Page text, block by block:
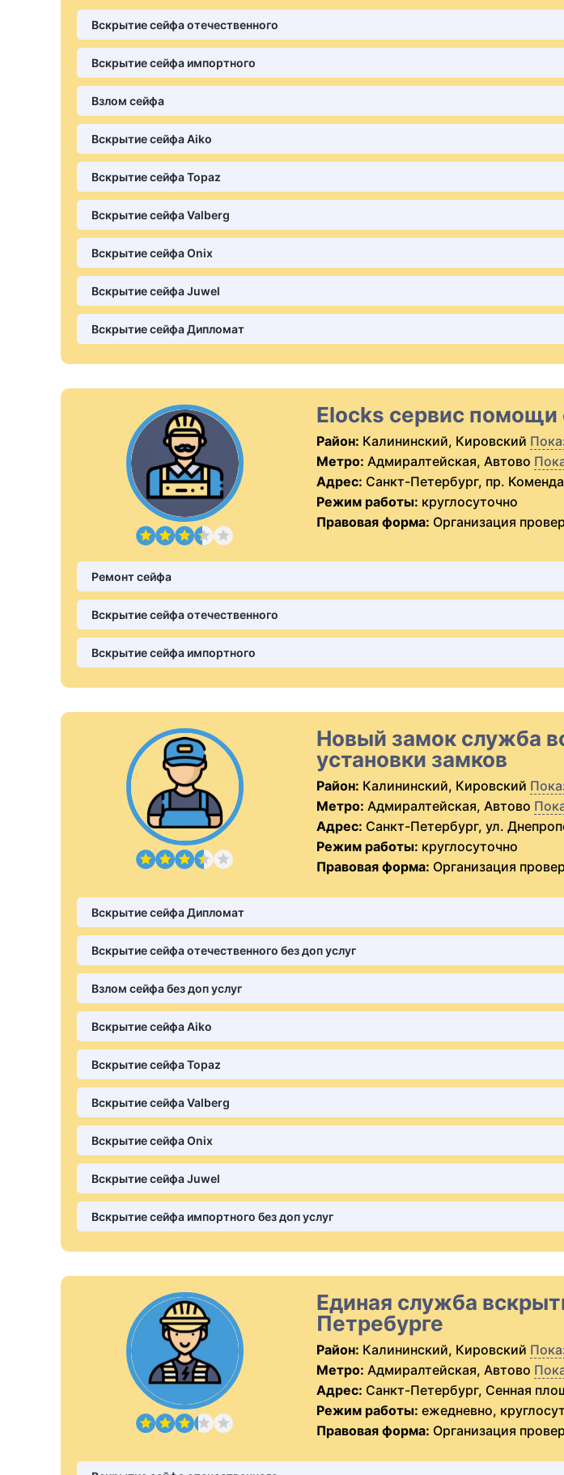
Вскрытие сейфа отечественного
Вскрытие сейфа импортного
Взлом сейфа
Вскрытие сейфа Aiko
Вскрытие сейфа Topaz
Вскрытие сейфа Valberg
Вскрытие сейфа Onix
Вскрытие сейфа Juwel
Вскрытие сейфа Дипломат
Elocks сервис помощи
Район: Калининский, Кировский
Метро: Адмиралтейская, Автово
Адрес: Санкт-Петербург, пр.
Режим работы: круглосуточно
Правовая форма: Организация
Ремонт сейфа
Вскрытие сейфа отечественного
Вскрытие сейфа импортного
Новый замок служба
установки замков
Район: Калининский, Кировский
Метро: Адмиралтейская, Автово
Адрес: Санкт-Петербург, ул.
Режим работы: круглосуточно
Правовая форма: Организация
Вскрытие сейфа Дипломат
Вскрытие сейфа отечественного без доп услуг
Взлом сейфа без доп услуг
Вскрытие сейфа Aiko
Вскрытие сейфа Topaz
Вскрытие сейфа Valberg
Вскрытие сейфа Onix
Вскрытие сейфа Juwel
Вскрытие сейфа импортного без доп услуг
Единая служба
Петребурге
Район: Калининский, Кировский
Метро: Адмиралтейская, Автово
Адрес: Санкт-Петербург, Сенная
Режим работы: ежедневно,
Правовая форма: Организация